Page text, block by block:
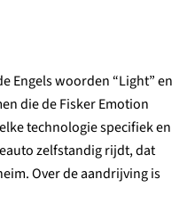
Engels woorden “Light” en
die de Fisker Emotion
technologie specifiek en
zelfstandig rijdt, dat
Over de aandrijving is